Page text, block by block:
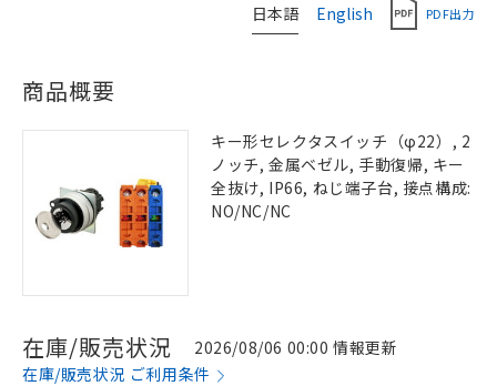
日本語 English PDF出力
商品概要
キー形セレクタスイッチ（φ22）, 2
ノッチ, 金属ベゼル, 手動復帰, キー
全抜け, IP66, ねじ端子台, 接点構成:
NO/NC/NC
在庫/販売状況
2026/08/06 00:00 情報更新
在庫/販売状況 ご利用条件